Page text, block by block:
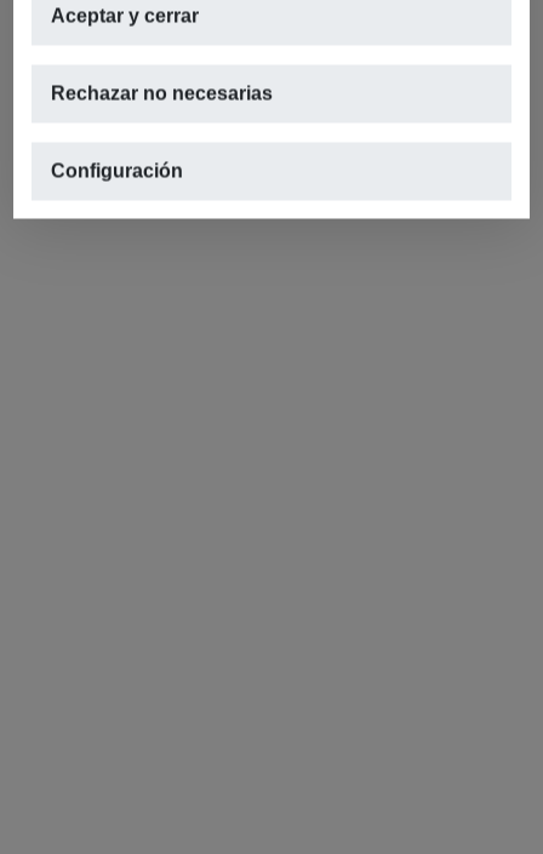
Aceptar y cerrar
Rechazar no necesarias
Configuración